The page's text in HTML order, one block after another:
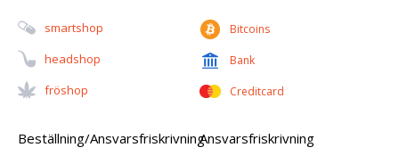
Smartshop
Headshop
Fröshop
Bitcoins
Bank
Creditcard
Beställning/AnsvarsfriskrivningAnsvarsfriskrivning